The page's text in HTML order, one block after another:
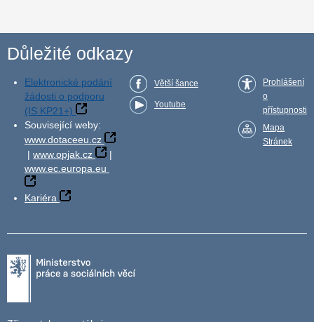
Důležité odkazy
Elektronické podání
žádosti o podporu
(IS KP21+)
Související weby:
www.dotaceeu.cz
| www.opjak.cz
|
www.ec.europa.eu
Kariéra
Větší šance
Youtube
Prohlášení
o
přístupnosti
Mapa
Stránek